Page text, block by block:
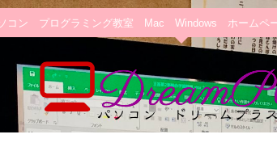
ン プログラミング教室 Mac Windows ホームペー